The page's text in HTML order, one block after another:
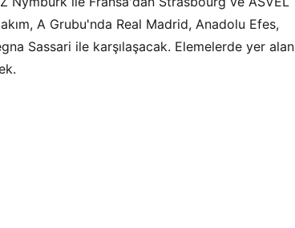
A Grubu'nda Real Madrid, Anadolu Efes,
Sassari ile karşılaşacak. Elemelerde yer alan